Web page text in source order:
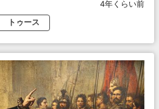
4年くらい前
トゥース